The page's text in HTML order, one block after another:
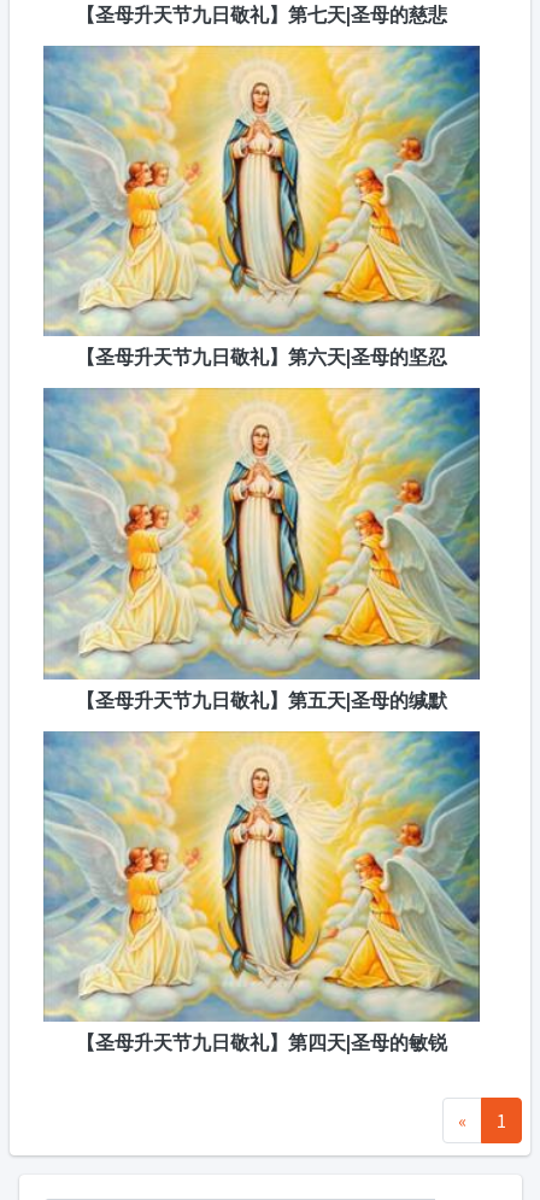
【圣母升天节九日敬礼】第七天|圣母的慈悲
【圣母升天节九日敬礼】第六天|圣母的坚忍
【圣母升天节九日敬礼】第五天|圣母的缄默
【圣母升天节九日敬礼】第四天|圣母的敏锐
« 1